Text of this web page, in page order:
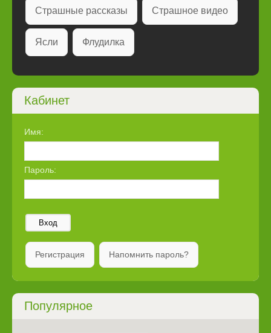
Страшные рассказы Страшное видео
Ясли Флудилка
Кабинет
Имя:
Пароль:
Вход
Регистрация Напомнить пароль?
Популярное